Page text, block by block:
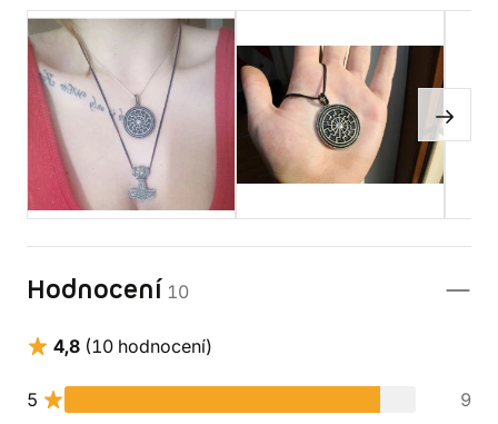
Hodnocení 10
4,8 (10 hodnocení)
5
9